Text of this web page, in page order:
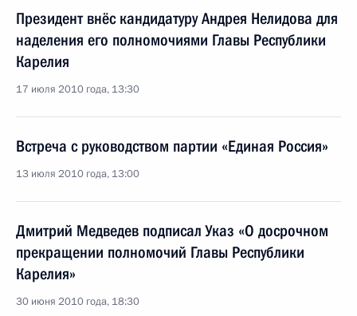
Президент внёс кандидатуру Андрея Нелидова для
наделения его полномочиями Главы Республики
Карелия
17 июля 2010 года, 13:30
Встреча с руководством партии «Единая Россия»
13 июля 2010 года, 13:00
Дмитрий Медведев подписал Указ «О досрочном
прекращении полномочий Главы Республики
Карелия»
30 июня 2010 года, 18:30